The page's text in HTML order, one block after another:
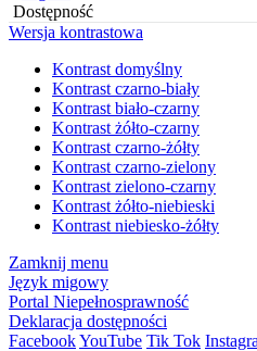
Dostępność
Wersja kontrastowa
Kontrast domyślny
Kontrast czarno-biały
Kontrast biało-czarny
Kontrast żółto-czarny
Kontrast czarno-żółty
Kontrast czarno-zielony
Kontrast zielono-czarny
Kontrast żółto-niebieski
Kontrast niebiesko-żółty
Zamknij menu
Język migowy
Portal Niepełnosprawność
Deklaracja dostępności
FacebookYouTube Tik Tok